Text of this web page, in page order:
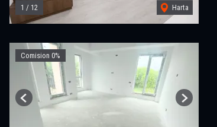
1 / 12 Harta
Comision 0%
Previous Next